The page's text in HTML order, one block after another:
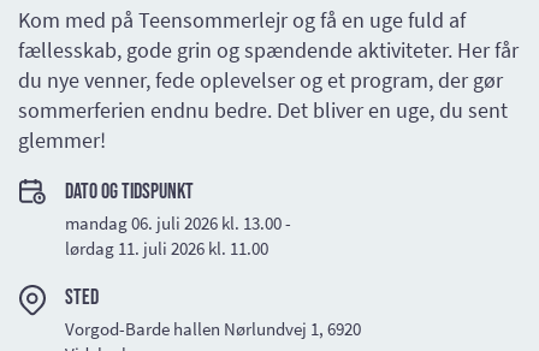
Kom med på Teensommerlejr og få en uge fuld af
fællesskab, gode grin og spændende aktiviteter. Her får
du nye venner, fede oplevelser og et program, der gør
sommerferien endnu bedre. Det bliver en uge, du sent
glemmer!
Dato og tidspunkt
mandag 06. juli 2026 kl. 13.00 -
lørdag 11. juli 2026 kl. 11.00
Sted
Vorgod-Barde hallen Nørlundvej 1, 6920